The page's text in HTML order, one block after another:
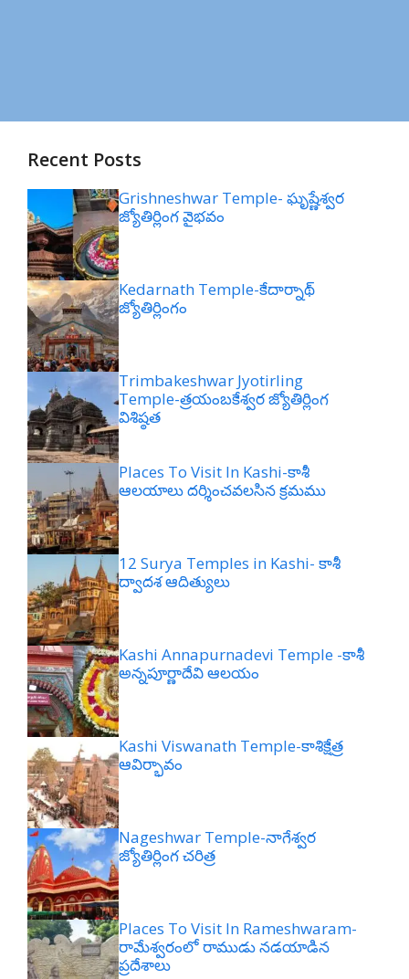
Recent Posts
Grishneshwar Temple- ఘృష్ణేశ్వర
జ్యోతిర్లింగ వైభవం
Kedarnath Temple-కేదార్నాథ్
జ్యోతిర్లింగం
Trimbakeshwar Jyotirling
Temple-త్రయంబకేశ్వర జ్యోతిర్లింగ
విశిష్ఠత
Places To Visit In Kashi-కాశీ
ఆలయాలు దర్శించవలసిన క్రమము
12 Surya Temples in Kashi- కాశీ
ద్వాదశ ఆదిత్యులు
Kashi Annapurnadevi Temple -కాశీ
అన్నపూర్ణాదేవి ఆలయం
Kashi Viswanath Temple-కాశిక్షేత్ర
ఆవిర్భావం
Nageshwar Temple-నాగేశ్వర
జ్యోతిర్లింగ చరిత్ర
Places To Visit In Rameshwaram-
రామేశ్వరంలో రాముడు నడయాడిన
ప్రదేశాలు